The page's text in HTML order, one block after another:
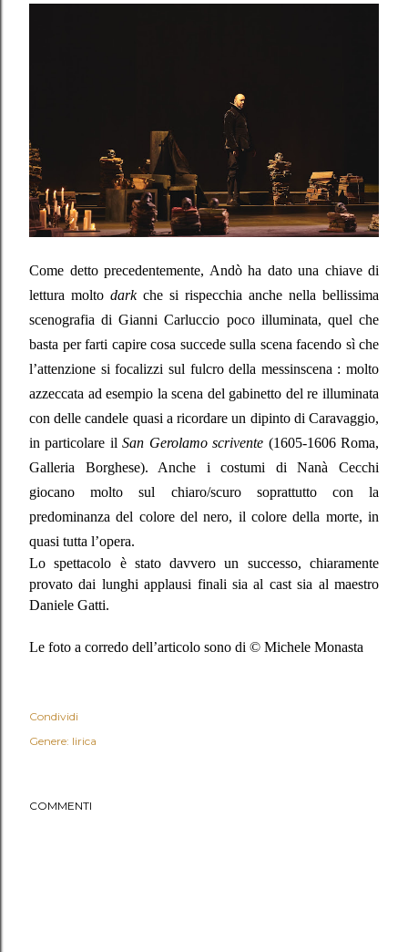
Come detto precedentemente, Andò ha dato una chiave di
lettura molto dark che si rispecchia anche nella bellissima
scenografia di Gianni Carluccio poco illuminata, quel che
basta per farti capire cosa succede sulla scena facendo sì che
l’attenzione si focalizzi sul fulcro della messinscena : molto
azzeccata ad esempio la scena del gabinetto del re illuminata
con delle candele quasi a ricordare un dipinto di Caravaggio,
in particolare ilSan Gerolamo scrivente (1605-1606 Roma,
Galleria Borghese). Anche i costumi di Nanà Cecchi
giocano molto sul chiaro/scuro soprattutto con la
predominanza del colore del nero, il colore della morte, in
quasi tutta l’opera.
Lo spettacolo è stato davvero un successo, chiaramente
provato dai lunghi applausi finali sia al cast sia al maestro
Daniele Gatti.
Le foto a corredo dell’articolo sono di © Michele Monasta
Condividi
Genere: lirica
COMMENTI